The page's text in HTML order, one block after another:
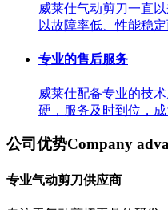
威莱仕气动剪刀一直
以故障率低、性能稳
专业的售后服务
威莱仕配备专业的技
硬，服务及时到位，
公司优势Company
专业气动剪刀供应商